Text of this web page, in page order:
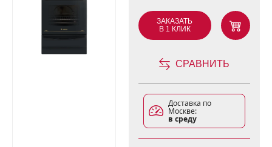
ЗАКАЗАТЬ
В 1 КЛИК
СРАВНИТЬ
Доставка по
Москве:
в среду